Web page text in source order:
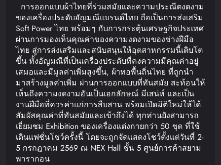
การออกแบบผ้าไทยที่ร่วมสมัยและความประณีตงดงาม
ของเครื่องประดับอัญมณีแบรนด์ไทย ถือเป็นการส่งเสริม
Soft Power ไทย พร้อมๆ กับการกระตุ้นเศรษฐกิจประเทศ
ผ่านการมองเห็นคุณค่าของความงดงามของช่างฝีมือ
ไทย สู่การส่งเสริมและสนับสนุนให้อุตสาหกรรมนี้เติบโต
ขึ้น ทั้งอัญมณีที่เป็นเครื่องประดับที่คงความมีคุณค่าอยู่
เสมอและมีมูลค่าเพิ่มสูงขึ้น, ผ้าทอพื้นถิ่นไทย ที่ถูกนำ
มาสร้างมูลค่าเพิ่ม ผ่านการออกแบบที่ทันสมัย สะท้อนให้
เห็นถึงความงดงามอันเป็นเอกลักษณ์ มีเสน่ห์ และเป็น
งานฝีมือที่ควรค่าแก่การสืบสาน พร้อมเปิดมิติใหม่ให้ได้
สัมผัสคุณค่าที่ทันสมัยและเข้าถึงได้ ทุกท่านยังสามารถ
เยี่ยมชม Exhibition ของเครื่องแต่งกายกว่า 50 ชุด ที่ใช้
เดินแฟชั่นโชว์ครั้งนี้ โดยจะถูกจัดแสดงโชว์ตั้งแต่วันที่ 2-
5 กรกฎาคม 2569 ณ NEX Hall ชั้น 5 ศูนย์การค้าสยาม
พารากอน